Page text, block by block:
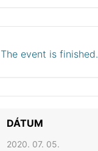
The event is finished.
DÁTUM
2020. 07. 05.